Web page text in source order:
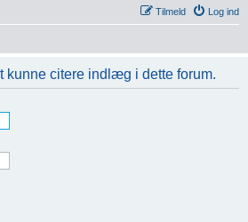
Log ind
Tilmeld
kunne citere indlæg i dette forum.